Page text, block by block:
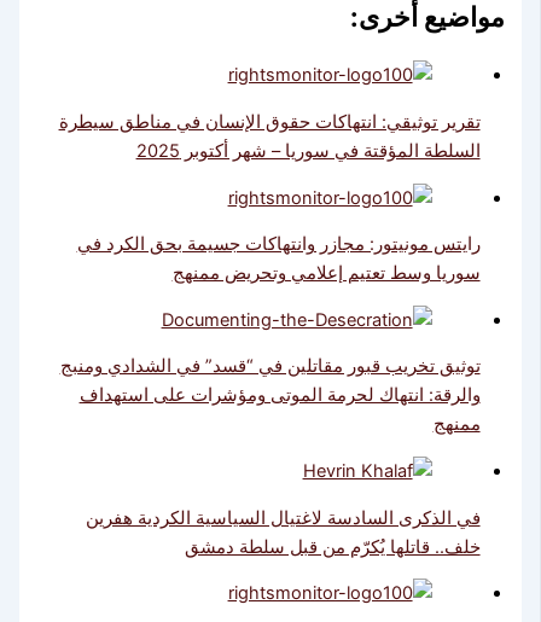
مواضيع أخرى:
تقرير توثيقي: انتهاكات حقوق الإنسان في مناطق سيطرة
السلطة المؤقتة في سوريا – شهر أكتوبر 2025
رايتس مونيتور: مجازر وانتهاكات جسيمة بحق الكرد في
سوريا وسط تعتيم إعلامي وتحريض ممنهج
توثيق تخريب قبور مقاتلين في “قسد” في الشدادي ومنبج
والرقة: انتهاك لحرمة الموتى ومؤشرات على استهداف
ممنهج
في الذكرى السادسة لاغتيال السياسية الكردية هفرين
خلف.. قاتلها يُكرّم من قبل سلطة دمشق